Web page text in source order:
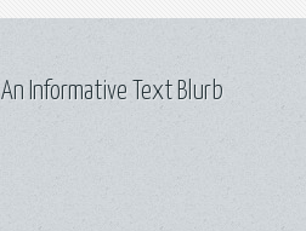
An Informative Text Blurb